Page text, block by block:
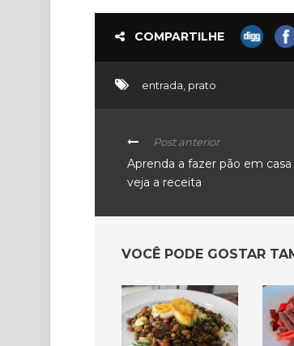
COMPARTILHE
entrada prato
Post anterior
Aprenda a fazer pão em
veja a receita
VOCÊ PODE GOSTAR